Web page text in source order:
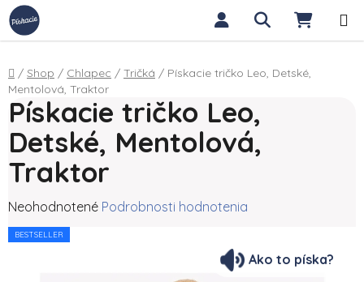
Prejsť na obsah Hľadať
Domov
/ Shop / Chlapec / Tričká / Pískacie tričko Leo, Detské,
Mentolová, Traktor
Pískacie tričko Leo,
Detské, Mentolová,
Traktor
Priemerné hodnotenie produktu je 0,0 z 5 hviezdičiek.
Neohodnotené Podrobnosti hodnotenia
BESTSELLER
Ako to píska?